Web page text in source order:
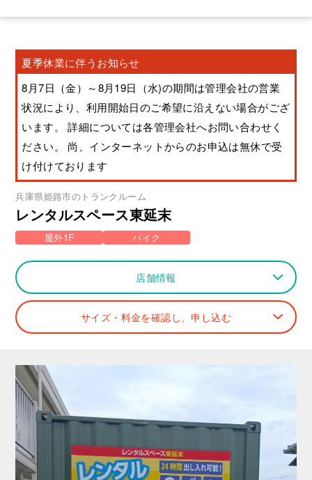
夏季休業に伴うお知らせ
8月7日（金）～8月19日（水)の期間は管理会社の営業
状況により、利用開始日のご希望に沿えない場合がござ
います。 詳細については各管理会社へお問い合わせく
ださい。 尚、インターネットからのお申込は無休で受
け付けております
兵庫県姫路市のトランクルーム
レンタルスペース東延末
屋外1F バイク
店舗情報
サイズ・料金を確認し、申し込む